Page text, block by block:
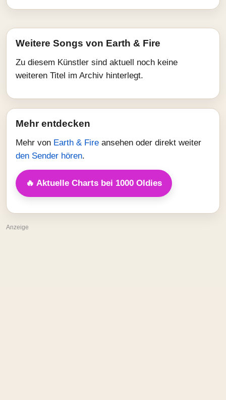
Weitere Songs von Earth & Fire
Zu diesem Künstler sind aktuell noch keine
weiteren Titel im Archiv hinterlegt.
Mehr entdecken
Mehr von Earth & Fire ansehen oder direkt weiter
den Sender hören.
🔥 Aktuelle Charts bei 1000 Oldies
Anzeige